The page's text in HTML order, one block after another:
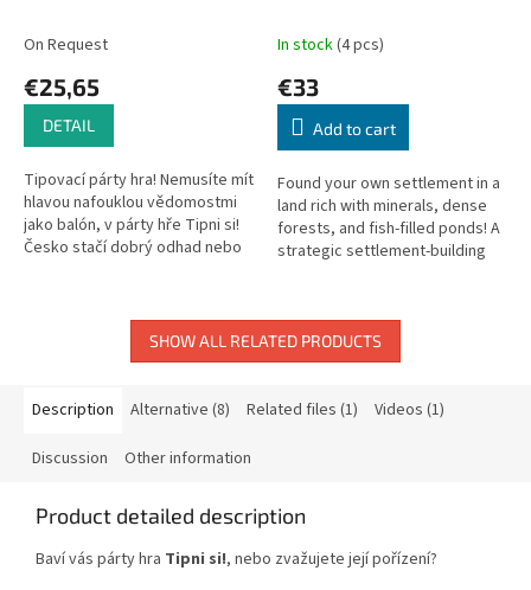
On Request
€25,65
DETAIL
Tipovací párty hra! Nemusíte mít
hlavou nafouklou vědomostmi
jako balón, v párty hře Tipni si!
Česko stačí dobrý odhad nebo
In stock(4 pcs)
€33
Add to cart
Found your own settlement in a
land rich with minerals, dense
forests, and fish-filled ponds! A
strategic settlement-building
SHOW ALL RELATED PRODUCTS
Description Alternative (8) Related files (1) Videos (1)
Discussion Other information
Product detailed description
Baví vás párty hra Tipni si!, nebo zvažujete její pořízení?